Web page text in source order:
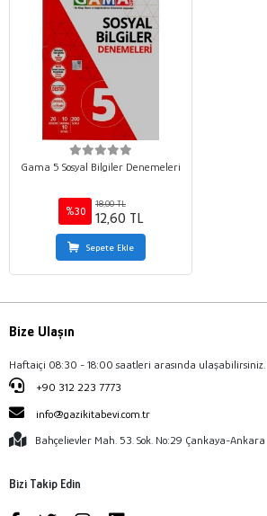
Gama 5 Sosyal Bilgiler Denemeleri
%30
18,00 TL
12,60 TL
Sepete Ekle
Bize Ulaşın
Haftaiçi 08:30 - 18:00 saatleri arasında ulaşabilirsiniz.
+90 312 223 7773
info@gazikitabevi.com.tr
Bahçelievler Mah. 53. Sok. No:29 Çankaya-Ankara
Bizi Takip Edin